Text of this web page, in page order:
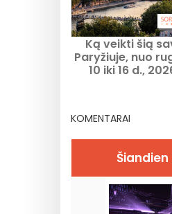
Ką veikti šią
Paryžiuje, nuo
10 iki 16 d.,
KOMENTARAI
Šiandien